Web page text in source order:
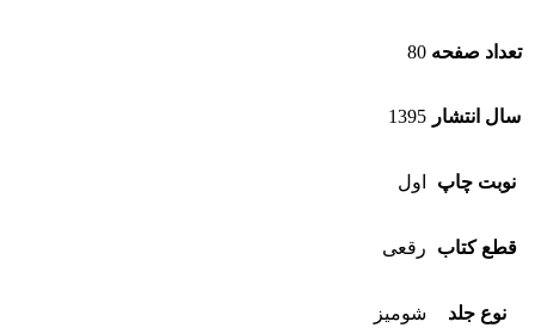
تعداد صفحه 80
سال انتشار 1395
نوبت چاپ اول
قطع کتاب رقعی
نوع جلد شومیز